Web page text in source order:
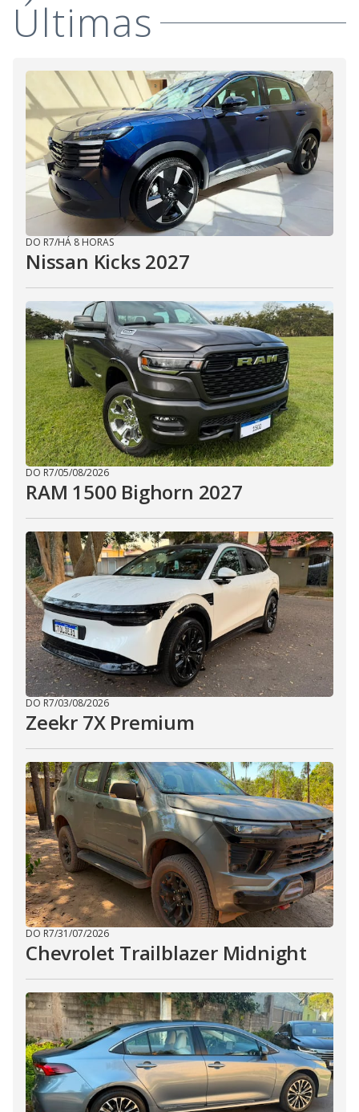
Últimas
DO R7/HÁ 8 HORAS
Nissan Kicks 2027
DO R7/05/08/2026
RAM 1500 Bighorn 2027
DO R7/03/08/2026
Zeekr 7X Premium
DO R7/31/07/2026
Chevrolet Trailblazer Midnight